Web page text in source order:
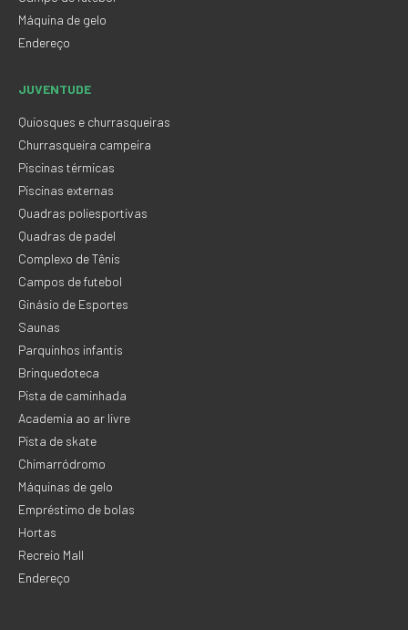
Máquina de gelo
Endereço
JUVENTUDE
Quiosques e churrasqueiras
Churrasqueira campeira
Piscinas térmicas
Piscinas externas
Quadras poliesportivas
Quadras de padel
Complexo de Tênis
Campos de futebol
Ginásio de Esportes
Saunas
Parquinhos infantis
Brinquedoteca
Pista de caminhada
Academia ao ar livre
Pista de skate
Chimarródromo
Máquinas de gelo
Empréstimo de bolas
Hortas
Recreio Mall
Endereço